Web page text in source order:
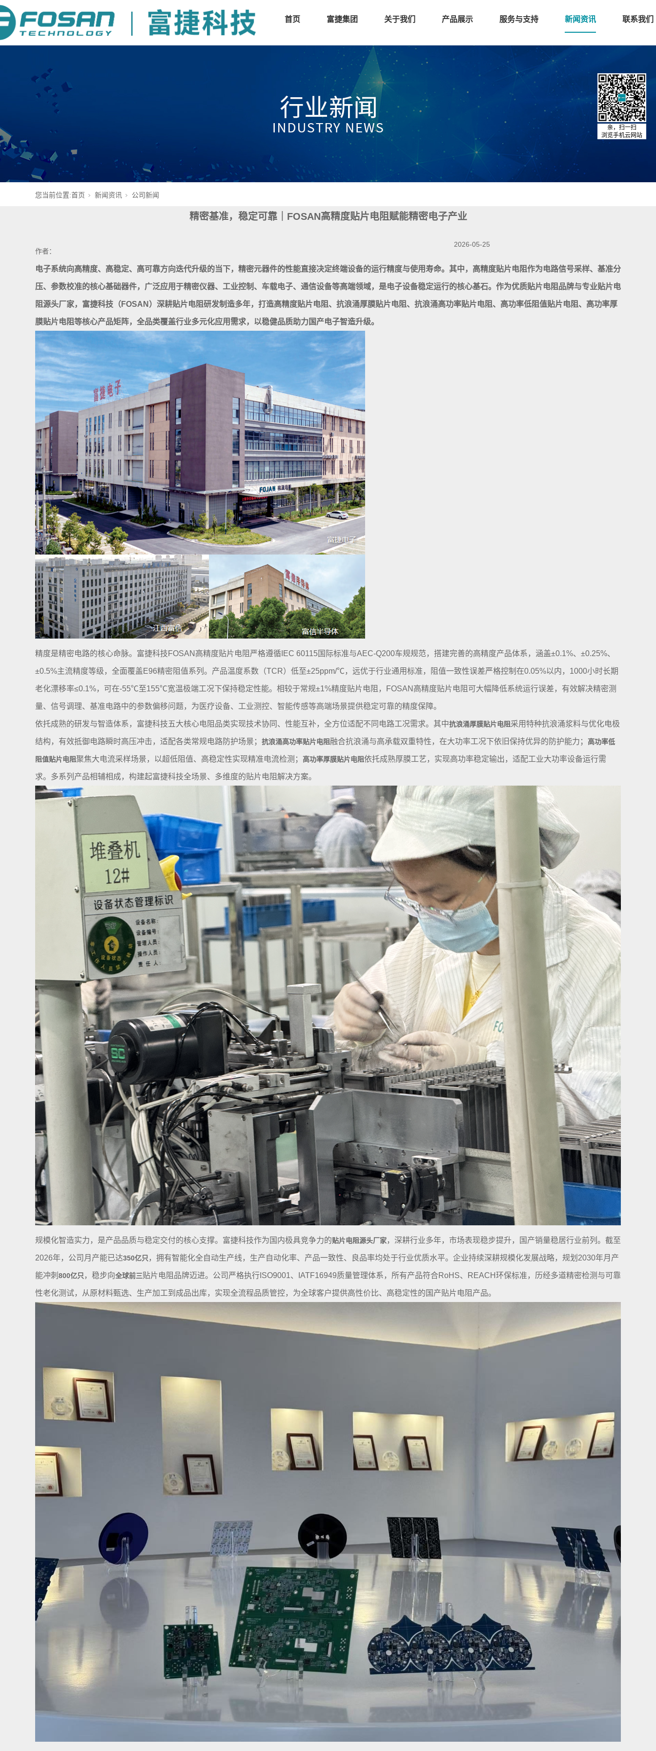
首页 富捷集团 关于我们 产品展示 服务与支持 新闻资讯 联系我们
您当前位置:首页 新闻资讯 公司新闻
精密基准，稳定可靠｜FOSAN高精度贴片电阻赋能精密电子产业
作者：
2026-05-25
电子系统向高精度、高稳定、高可靠方向迭代升级的当下，精密元器件的性能直接决定终端设备的运行精度与使用寿命。其中，高精度贴片电阻作为电路信号采样、基准分
压、参数校准的核心基础器件，广泛应用于精密仪器、工业控制、车载电子、通信设备等高端领域，是电子设备稳定运行的核心基石。作为优质贴片电阻品牌与专业贴片电
阻源头厂家，富捷科技（FOSAN）深耕贴片电阻研发制造多年，打造高精度贴片电阻、抗浪涌厚膜贴片电阻、抗浪涌高功率贴片电阻、高功率低阻值贴片电阻、高功率厚
膜贴片电阻等核心产品矩阵，全品类覆盖行业多元化应用需求，以稳健品质助力国产电子智造升级。
精度是精密电路的核心命脉。富捷科技FOSAN高精度贴片电阻严格遵循IEC 60115国际标准与AEC-Q200车规规范，搭建完善的高精度产品体系，涵盖±0.1%、±0.25%、
±0.5%主流精度等级，全面覆盖E96精密阻值系列。产品温度系数（TCR）低至±25ppm/℃，远优于行业通用标准，阻值一致性误差严格控制在0.05%以内，1000小时长期
老化漂移率≤0.1%，可在-55℃至155℃宽温极端工况下保持稳定性能。相较于常规±1%精度贴片电阻，FOSAN高精度贴片电阻可大幅降低系统运行误差，有效解决精密测
量、信号调理、基准电路中的参数偏移问题，为医疗设备、工业测控、智能传感等高端场景提供稳定可靠的精度保障。
依托成熟的研发与智造体系，富捷科技五大核心电阻品类实现技术协同、性能互补，全方位适配不同电路工况需求。其中抗浪涌厚膜贴片电阻采用特种抗浪涌浆料与优化电极
结构，有效抵御电路瞬时高压冲击，适配各类常规电路防护场景； 抗浪涌高功率贴片电阻融合抗浪涌与高承载双重特性，在大功率工况下依旧保持优异的防护能力； 高功率低
阻值贴片电阻聚焦大电流采样场景，以超低阻值、高稳定性实现精准电流检测； 高功率厚膜贴片电阻依托成熟厚膜工艺，实现高功率稳定输出，适配工业大功率设备运行需
求。多系列产品相辅相成，构建起富捷科技全场景、多维度的贴片电阻解决方案。
规模化智造实力，是产品品质与稳定交付的核心支撑。富捷科技作为国内极具竞争力的贴片电阻源头厂家，深耕行业多年，市场表现稳步提升，国产销量稳居行业前列。截至
2026年，公司月产能已达350亿只 ，拥有智能化全自动生产线，生产自动化率、产品一致性、良品率均处于行业优质水平。企业持续深耕规模化发展战略，规划2030年月产
能冲刺 800亿只 ，稳步向全球前三贴片电阻品牌迈进。公司严格执行ISO9001、IATF16949质量管理体系，所有产品符合RoHS、REACH环保标准，历经多道精密检测与可靠
性老化测试，从原材料甄选、生产加工到成品出库，实现全流程品质管控，为全球客户提供高性价比、高稳定性的国产贴片电阻产品。
亲，扫一扫
浏览手机云网站